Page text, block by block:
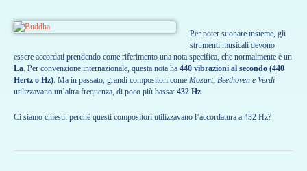
Per poter suonare insieme, gli
strumenti musicali devono
essere accordati prendendo come riferimento una nota specifica, che normalmente è un
La. Per convenzione internazionale, questa nota ha 440 vibrazioni al secondo (440
Hertz o Hz). Ma in passato, grandi compositori come Mozart, Beethoven e Verdi
utilizzavano un’altra frequenza, di poco più bassa: 432 Hz.
Ci siamo chiesti: perché questi compositori utilizzavano l’accordatura a 432 Hz?